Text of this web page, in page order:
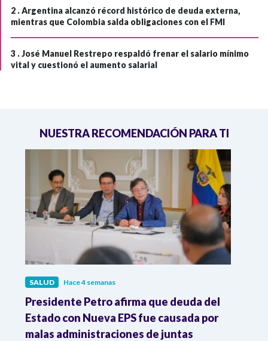
2 .Argentina alcanzó récord histórico de deuda externa,
mientras que Colombia salda obligaciones con el FMI
3 .José Manuel Restrepo respaldó frenar el salario mínimo
vital y cuestionó el aumento salarial
NUESTRA RECOMENDACIÓN PARA TI
SALUD Hace 4 semanas
Presidente Petro afirma que deuda del
Estado con Nueva EPS fue causada por
malas administraciones de juntas